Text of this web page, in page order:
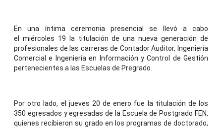
En una íntima ceremonia presencial se llevó a cabo
el miércoles 19 la titulación de una nueva generación de
profesionales de las carreras de Contador Auditor, Ingeniería
Comercial e Ingeniería en Información y Control de Gestión
pertenecientes a las Escuelas de Pregrado.
Por otro lado, el jueves 20 de enero fue la titulación de los
350 egresados y egresadas de la Escuela de Postgrado FEN,
quienes recibieron su grado en los programas de doctorado,